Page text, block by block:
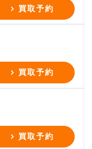
買取予約
買取予約
買取予約